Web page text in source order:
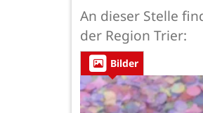
An dieser Stelle
der Region Trier:
Bilder